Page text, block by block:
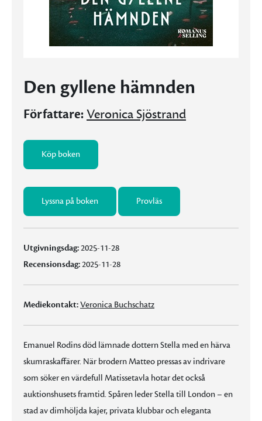
Den gyllene hämnden
Författare:Veronica Sjöstrand
Köp boken
Lyssna på boken Provläs
Utgivningsdag:2025-11-28
Recensionsdag:2025-11-28
Mediekontakt:Veronica Buchschatz
Emanuel Rodins död lämnade dottern Stella med en härva
skumraskaffärer. När brodern Matteo pressas av indrivare
som söker en värdefull Matissetavla hotar det också
auktionshusets framtid. Spåren leder Stella till London – en
stad av dimhöljda kajer, privata klubbar och eleganta